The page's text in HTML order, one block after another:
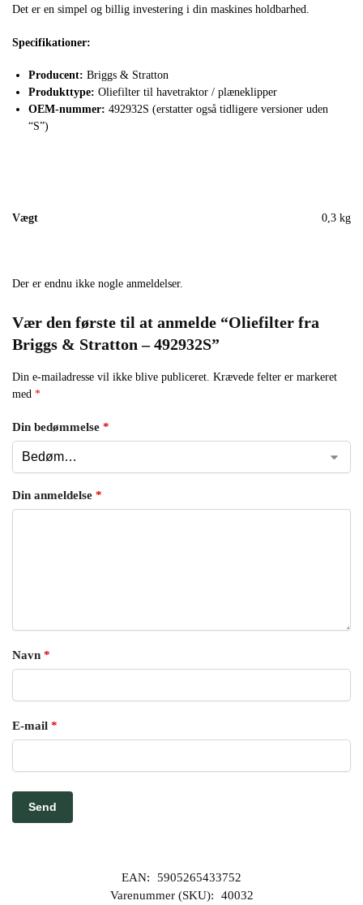
Det er en simpel og billig investering i din maskines holdbarhed.
Specifikationer:
Producent: Briggs & Stratton
Produkttype: Oliefilter til havetraktor / plæneklipper
OEM-nummer: 492932S (erstatter også tidligere versioner uden
“S”)
Vægt 0,3 kg
Der er endnu ikke nogle anmeldelser.
Vær den første til at anmelde “Oliefilter fra
Briggs & Stratton – 492932S”
Din e-mailadresse vil ikke blive publiceret. Krævede felter er markeret
med *
Din bedømmelse *
Din anmeldelse *
Navn *
E-mail *
EAN:
5905265433752
Varenummer (SKU):
40032